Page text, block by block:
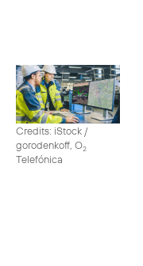
Credits: iStock /
gorodenkoff, O2
Telefónica